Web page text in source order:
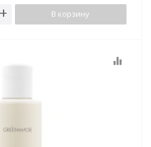
В корзину
equalizer